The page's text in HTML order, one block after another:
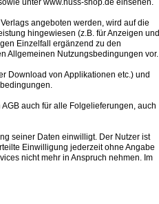
unter www.huss-shop.de einsehen.
angeboten werden, wird auf die
hingewiesen (z.B. für Anzeigen und
Einzelfall ergänzend zu den
Allgemeinen Nutzungsbedingungen vor.
Download von Applikationen etc.) und
auch für alle Folgelieferungen, auch
seiner Daten einwilligt. Der Nutzer ist
Einwilligung jederzeit ohne Angabe
nicht mehr in Anspruch nehmen. Im